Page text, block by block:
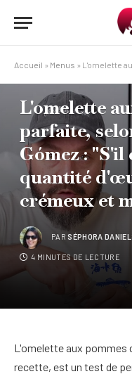
Accueil » Menus » L'omelette aux pommes de terre
L'omelette
parfaite,
Gómez :
quantité
crémeux et
PAR SÉPHORA
4 MINUTES DE LECTURE
L'omelette aux pommes
recette, est un test de